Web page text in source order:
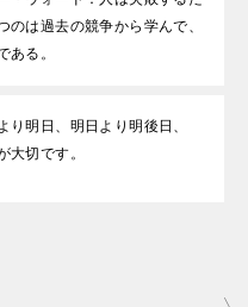
のは過去の競争から学んで、
ある。
り明日、明日より明後日、
大切です。